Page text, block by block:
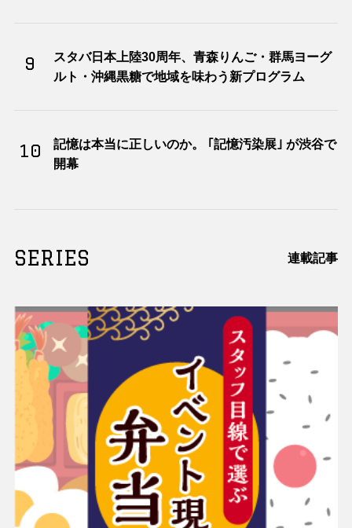
9
スタバ日本上陸30周年、青森りんご・群馬ヨーグ
ルト・沖縄黒糖で地域を味わう新プログラム
10
記憶は本当に正しいのか。 ｢記憶汚染展｣ が渋谷で
開幕
SERIES 連載記事